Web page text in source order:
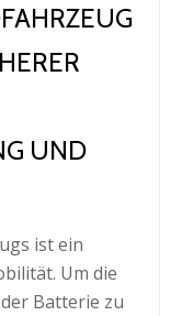
UND
ist ein
Um die
Batterie zu